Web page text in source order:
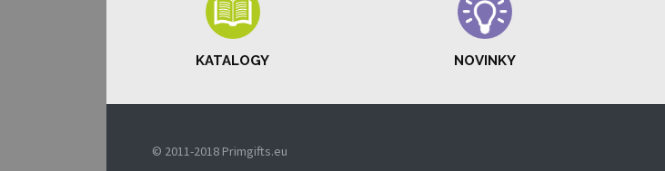
KATALOGY NOVINKY
© 2011-2018 Primgifts.eu